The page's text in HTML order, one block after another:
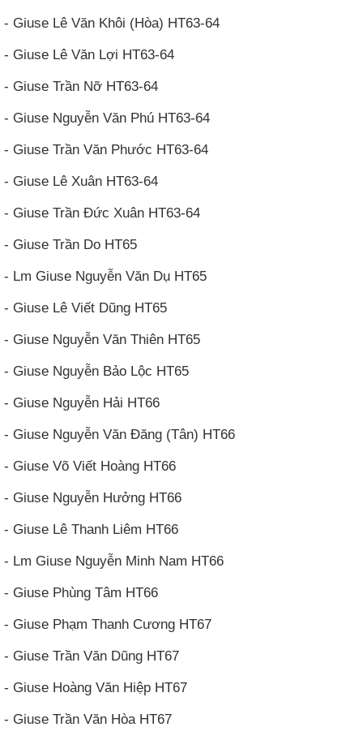
- Giuse Lê Văn Khôi (Hòa) HT63-64
- Giuse Lê Văn Lợi HT63-64
- Giuse Trần Nỡ HT63-64
- Giuse Nguyễn Văn Phú HT63-64
- Giuse Trần Văn Phước HT63-64
- Giuse Lê Xuân HT63-64
- Giuse Trần Đức Xuân HT63-64
- Giuse Trần Do HT65
- Lm Giuse Nguyễn Văn Dụ HT65
- Giuse Lê Viết Dũng HT65
- Giuse Nguyễn Văn Thiên HT65
- Giuse Nguyễn Bảo Lộc HT65
- Giuse Nguyễn Hải HT66
- Giuse Nguyễn Văn Đăng (Tân) HT66
- Giuse Võ Viết Hoàng HT66
- Giuse Nguyễn Hưởng HT66
- Giuse Lê Thanh Liêm HT66
- Lm Giuse Nguyễn Minh Nam HT66
- Giuse Phùng Tâm HT66
- Giuse Phạm Thanh Cương HT67
- Giuse Trần Văn Dũng HT67
- Giuse Hoàng Văn Hiệp HT67
- Giuse Trần Văn Hòa HT67